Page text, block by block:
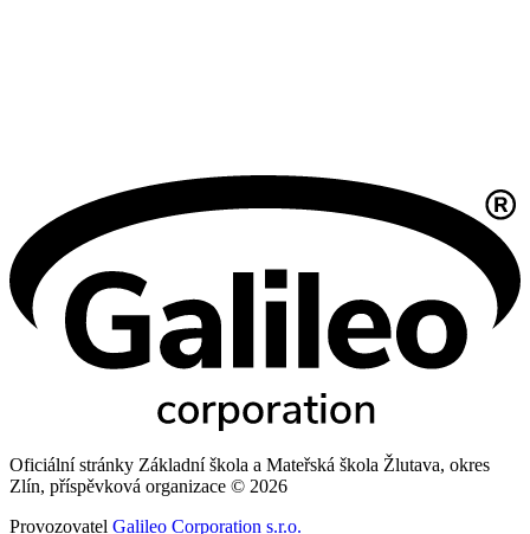
Oficiální stránky Základní škola a Mateřská škola Žlutava, okres
Zlín, příspěvková organizace © 2026
Provozovatel Galileo Corporation s.r.o.